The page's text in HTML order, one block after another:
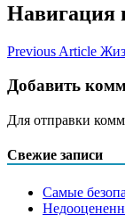
Навигация
Previous Article
Добавить
Для отправки
Свежие записи
Самые